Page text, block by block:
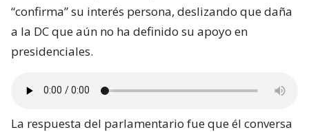
“confirma” su interés persona, deslizando que daña
a la DC que aún no ha definido su apoyo en
presidenciales.
La respuesta del parlamentario fue que él conversa